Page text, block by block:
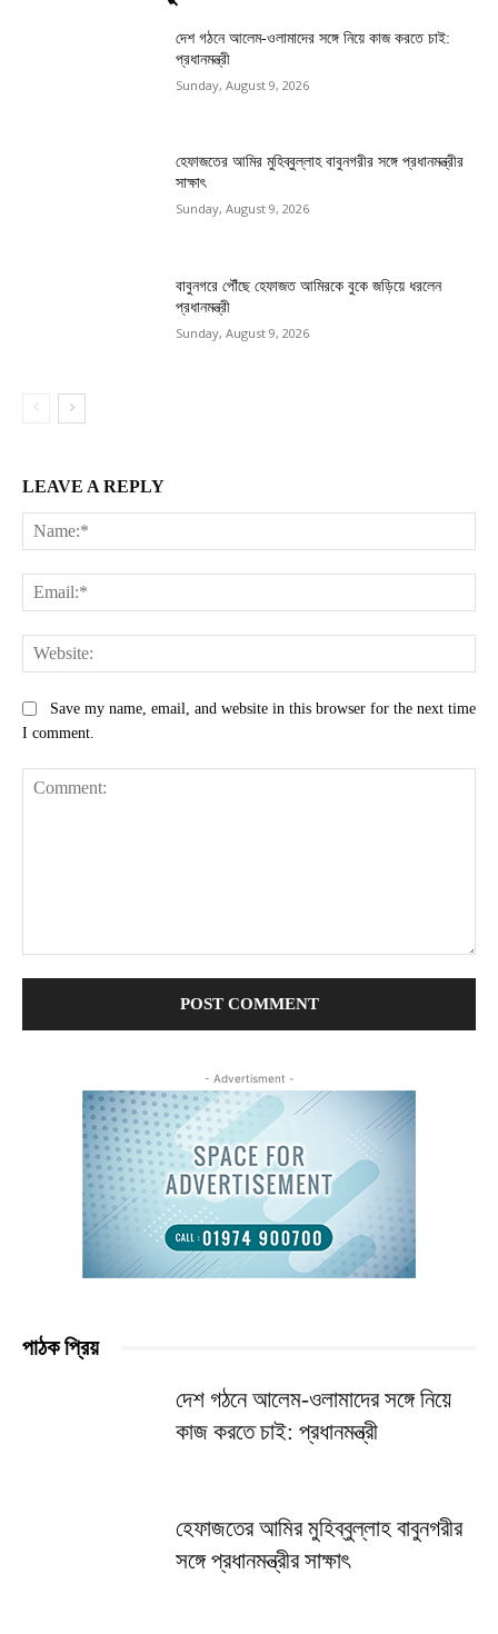
দেশ গঠনে আলেম-ওলামাদের সঙ্গে নিয়ে কাজ করতে চাই:
প্রধানমন্ত্রী
Sunday, August 9, 2026
হেফাজতের আমির মুহিব্বুল্লাহ বাবুনগরীর সঙ্গে প্রধানমন্ত্রীর
সাক্ষাৎ
Sunday, August 9, 2026
বাবুনগরে পৌঁছে হেফাজত আমিরকে বুকে জড়িয়ে ধরলেন
প্রধানমন্ত্রী
Sunday, August 9, 2026
LEAVE A REPLY
Save my name, email, and website in this browser for the next time
I comment.
- Advertisment -
পাঠক প্রিয়
দেশ গঠনে আলেম-ওলামাদের সঙ্গে নিয়ে
কাজ করতে চাই: প্রধানমন্ত্রী
হেফাজতের আমির মুহিব্বুল্লাহ বাবুনগরীর
সঙ্গে প্রধানমন্ত্রীর সাক্ষাৎ